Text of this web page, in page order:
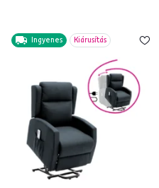
Ingyenes Kiárusítás